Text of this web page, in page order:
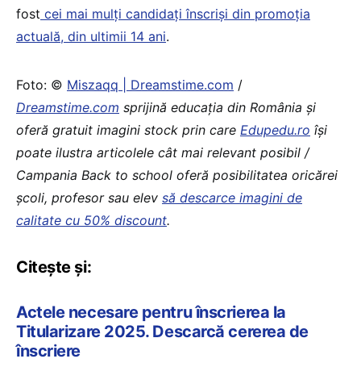
fost cei mai mulți candidați înscriși din promoția
actuală, din ultimii 14 ani.
Foto: © Miszaqq | Dreamstime.com /
Dreamstime.com sprijină educaţia din România şi
oferă gratuit imagini stock prin care Edupedu.ro îşi
poate ilustra articolele cât mai relevant posibil /
Campania Back to school oferă posibilitatea oricărei
școli, profesor sau elev să descarce imagini de
calitate cu 50% discount.
Citește și:
Actele necesare pentru înscrierea la
Titularizare 2025. Descarcă cererea de
înscriere